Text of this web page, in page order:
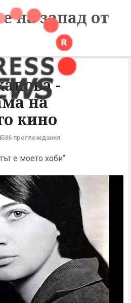
на запад от
-
на
кино
преглеждания
е моето хоби“